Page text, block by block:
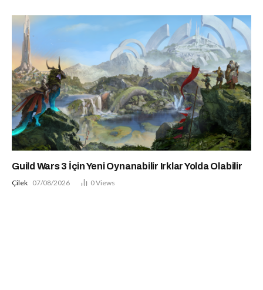
Guild Wars 3 İçin Yeni Oynanabilir Irklar Yolda Olabilir
Çilek 07/08/2026 0Views